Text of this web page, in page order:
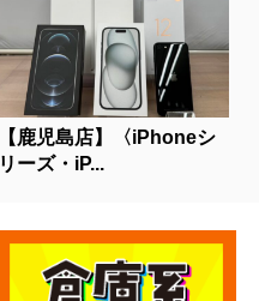
【鹿児島店】〈iPhoneシ
リーズ・iP...